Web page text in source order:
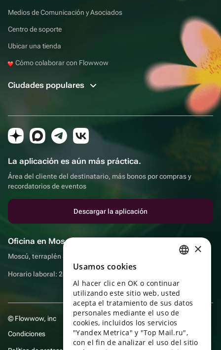
Medios de Comunicación y Asociados
Centro de soporte
Ubicar una tienda
Cómo colaborar con Flowwow
Ciudades populares
La aplicación es aún más práctica.
Área del cliente del destinatario, más bonos por compras y
recordatorios de eventos
Descargar la aplicación
Oficina en Moscú
Moscú, terraplén Sadovnicheskaya, 9, sala 2/3
Horario laboral: 24 horas
© Flowwow, inc
Condiciones
ENGLISH
UKRAINIAN
PORTUGUESE
SPANISH
×
Usamos cookies
Al hacer clic en OK o continuar
utilizando este sitio web, usted
acepta el tratamiento de sus datos
personales mediante el uso de
cookies, incluidos los servicios
"Yandex Metrica" y "Top Mail.ru",
con el fin de analizar el uso del sitio